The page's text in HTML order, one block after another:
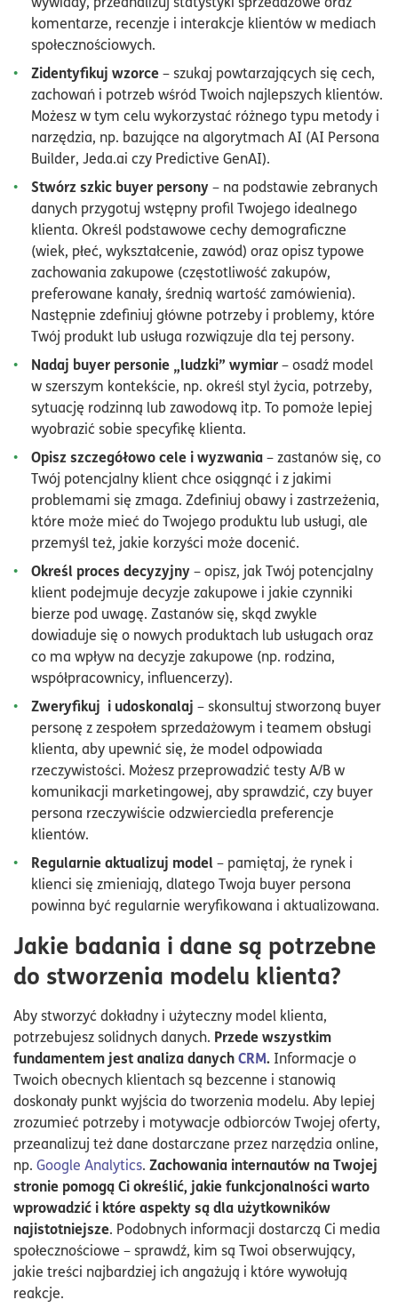
komentarze, recenzje i interakcje klientów w mediach
społecznościowych.
Zidentyfikuj wzorce– szukaj powtarzających się cech,
zachowań i potrzeb wśród Twoich najlepszych klientów.
Możesz w tym celu wykorzystać różnego typu metody i
narzędzia, np. bazujące na algorytmach AI (AI Persona
Builder, Jeda.ai czy Predictive GenAI).
Stwórz szkic buyer persony– na podstawie zebranych
danych przygotuj wstępny profil Twojego idealnego
klienta. Określ podstawowe cechy demograficzne
(wiek, płeć, wykształcenie, zawód) oraz opisz typowe
zachowania zakupowe (częstotliwość zakupów,
preferowane kanały, średnią wartość zamówienia).
Następnie zdefiniuj główne potrzeby i problemy, które
Twój produkt lub usługa rozwiązuje dla tej persony.
Nadaj buyer personie „ludzki” wymiar– osadź model
w szerszym kontekście, np. określ styl życia, potrzeby,
sytuację rodzinną lub zawodową itp. To pomoże lepiej
wyobrazić sobie specyfikę klienta.
Opisz szczegółowo cele i wyzwania– zastanów się, co
Twój potencjalny klient chce osiągnąć i z jakimi
problemami się zmaga. Zdefiniuj obawy i zastrzeżenia,
które może mieć do Twojego produktu lub usługi, ale
przemyśl też, jakie korzyści może docenić.
Określ proces decyzyjny– opisz, jak Twój potencjalny
klient podejmuje decyzje zakupowe i jakie czynniki
bierze pod uwagę. Zastanów się, skąd zwykle
dowiaduje się o nowych produktach lub usługach oraz
co ma wpływ na decyzje zakupowe (np. rodzina,
współpracownicy, influencerzy).
Zweryfikuj i udoskonalaj – skonsultuj stworzoną buyer
personę z zespołem sprzedażowym i teamem obsługi
klienta, aby upewnić się, że model odpowiada
rzeczywistości. Możesz przeprowadzić testy A/B w
komunikacji marketingowej, aby sprawdzić, czy buyer
persona rzeczywiście odzwierciedla preferencje
klientów.
Regularnie aktualizuj model – pamiętaj, że rynek i
klienci się zmieniają, dlatego Twoja buyer persona
powinna być regularnie weryfikowana i aktualizowana.
Jakie badania i dane są potrzebne
do stworzenia modelu klienta?
Aby stworzyć dokładny i użyteczny model klienta,
potrzebujesz solidnych danych. Przede wszystkim
fundamentem jest analiza danychCRM. Informacje o
Twoich obecnych klientach są bezcenne i stanowią
doskonały punkt wyjścia do tworzenia modelu. Aby lepiej
zrozumieć potrzeby i motywacje odbiorców Twojej oferty,
przeanalizuj też dane dostarczane przez narzędzia online,
np. Google Analytics. Zachowania internautów na Twojej
stronie pomogą Ci określić, jakie funkcjonalności warto
wprowadzić i które aspekty są dla użytkowników
najistotniejsze. Podobnych informacji dostarczą Ci media
społecznościowe – sprawdź, kim są Twoi obserwujący,
jakie treści najbardziej ich angażują i które wywołują
reakcje.